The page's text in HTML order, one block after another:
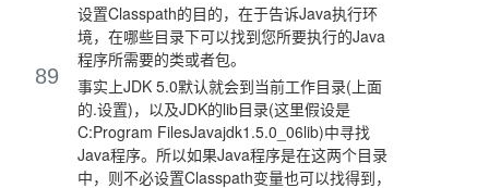
89
设置Classpath的目的，在于告诉Java执行环
境，在哪些目录下可以找到您所要执行的Java
程序所需要的类或者包。
事实上JDK 5.0默认就会到当前工作目录(上面
的.设置)，以及JDK的lib目录(这里假设是
C:Program FilesJavajdk1.5.0_06lib)中寻找
Java程序。所以如果Java程序是在这两个目录
中，则不必设置Classpath变量也可以找得到，